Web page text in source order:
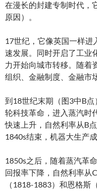
在漫长的封建专制时代，
原因）。
17世纪，它像英国一样进
速发展。同时开启了工业
力开始向城市转移。随着
组织、金融制度、金融市
到18世纪末期（图3中B
轮科技革命，进入蒸汽时
快速上升，自然利率从B
1840s结束，机器大生产
1850s之后，随着蒸汽革
回报率下降，自然利率从
（1818-1883）和恩格